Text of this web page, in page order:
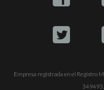
Empresa registrada en el Registro